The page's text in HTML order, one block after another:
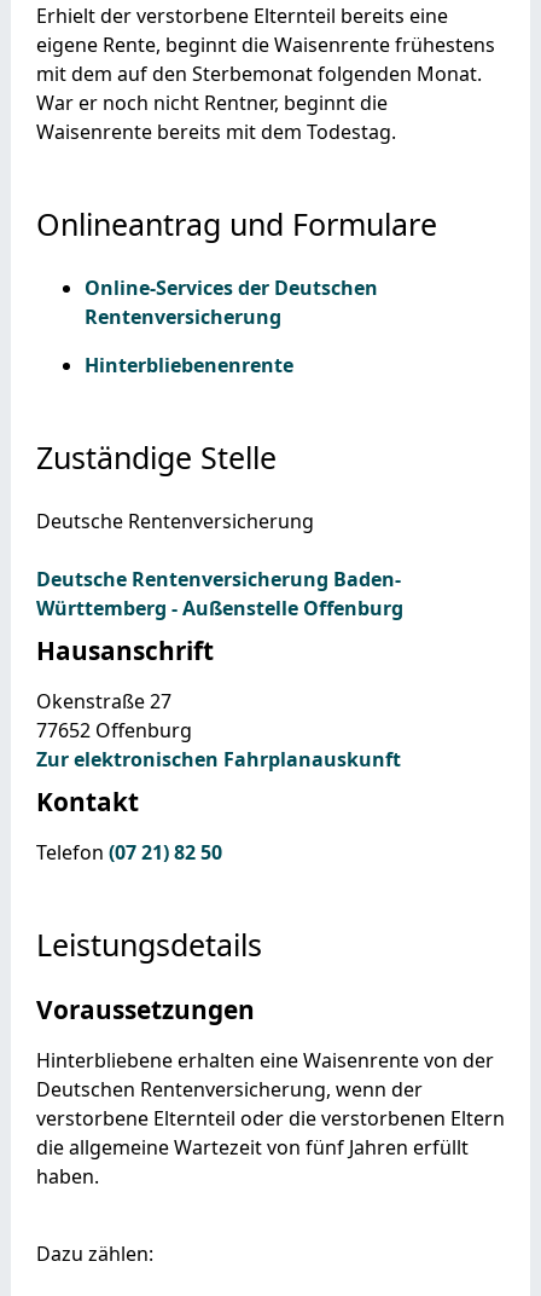
Erhielt der verstorbene Elternteil bereits eine
eigene Rente, beginnt die Waisenrente frühestens
mit dem auf den Sterbemonat folgenden Monat.
War er noch nicht Rentner, beginnt die
Waisenrente bereits mit dem Todestag.
Onlineantrag und Formulare
Online-Services der Deutschen
Rentenversicherung
Hinterbliebenenrente
Zuständige Stelle
Deutsche Rentenversicherung
Deutsche Rentenversicherung Baden-
Württemberg - Außenstelle Offenburg
Hausanschrift
Okenstraße 27
77652 Offenburg
Zur elektronischen Fahrplanauskunft
Kontakt
Telefon (0721) 8250
Leistungsdetails
Voraussetzungen
Hinterbliebene erhalten eine Waisenrente von der
Deutschen Rentenversicherung, wenn der
verstorbene Elternteil oder die verstorbenen Eltern
die allgemeine Wartezeit von fünf Jahren erfüllt
haben.
Dazu zählen: